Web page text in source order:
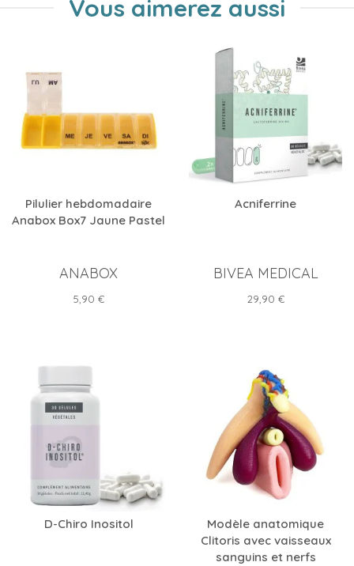
Vous aimerez aussi
Pilulier hebdomadaire
Anabox Box7 Jaune Pastel
ANABOX
Prix
5,90 €
Acniferrine
BIVEA MEDICAL
Prix
29,90 €
D-Chiro Inositol
Modèle anatomique
Clitoris avec vaisseaux
sanguins et nerfs